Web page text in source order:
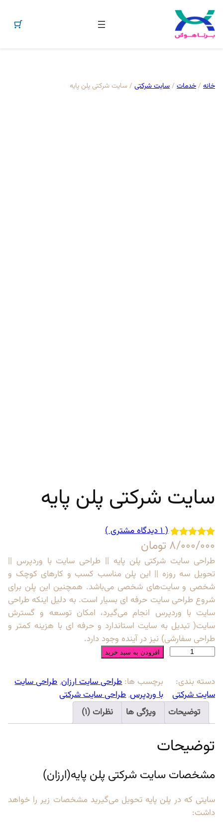
محتوا
خانه /خدمات /سایت شرکتی / سایت شرکتی پلن پایه
سایت شرکتی پلن پایه
امتیاز5.00
از 5 امتیاز
1
مشتری
( 1 دیدگاه مشتری )
8/000/000 تومان
طراحی سایت شرکتی پلن پایه || طراحی سایت با وردپرس ||
تحویل سه روزه || این پلن مناسب کسب و کارهای کوچک و
شخصی و سایت‌های شخصی می‌باشد. همچنین این پلن برای
شروع طراحی سایت حرفه ای بسیار است. به دلیل اینکه طراحی
سایت با وردپرس انجام می‌گیرد، امکان توسعه و گسترش
سایت( تبدیل به سایت استاندارد و حرفه ای با هزینه کمتر و
طراحی سفارشی) نیز در آینده وجود دارد.
ی
ت
ت
ل
افزودن به سبد خرید
دسته بندی:
سایت شرکتی
برچسب ها:طراحی سایت ارزان, طراحی سایت
با وردپرس, طراحی سایت شرکتی
توضیحات
ویژگی ها نظرات (1)
توضیحات
مشخصات سایت شرکتی پلن پایه(ارزان)
سایتی که در پلن پایه تحویل می‌گیرید مشخصات زیر را خواهد
داشت: